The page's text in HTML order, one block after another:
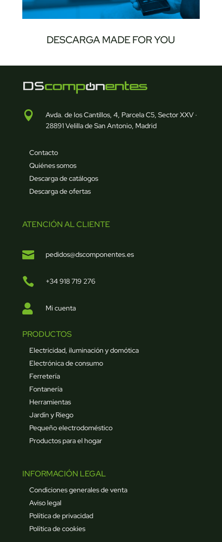
DESCARGA MADE FOR YOU

Avda. de los Cantillos, 4, Parcela C5, Sector XXV ·
28891 Velilla de San Antonio, Madrid
Contacto
Quiénes somos
Descarga de catálogos
Descarga de ofertas
ATENCIÓN AL CLIENTE
 pedidos@dscomponentes.es
 +34 918 719 276
 Mi cuenta
PRODUCTOS
Electricidad, iluminación y domótica
Electrónica de consumo
Ferretería
Fontanería
Herramientas
Jardín y Riego
Pequeño electrodoméstico
Productos para el hogar
INFORMACIÓN LEGAL
Condiciones generales de venta
Aviso legal
Política de privacidad
Política de cookies